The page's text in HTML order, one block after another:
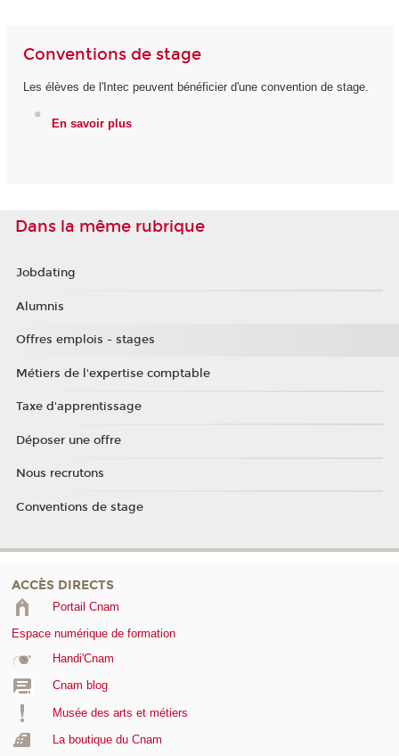
Conventions de stage
Les élèves de l'Intec peuvent bénéficier d'une convention de stage.
En savoir plus
Dans la même rubrique
Jobdating
Alumnis
Offres emplois - stages
Métiers de l'expertise comptable
Taxe d'apprentissage
Déposer une offre
Nous recrutons
Conventions de stage
ACCÈS DIRECTS
Portail Cnam
Espace numérique de formation
Handi'Cnam
Cnam blog
Musée des arts et métiers
La boutique du Cnam